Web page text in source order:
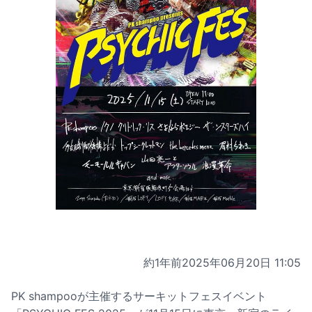
約1年前2025年06月20日 11:05
PK shampooが主催するサーキットフェスイベント